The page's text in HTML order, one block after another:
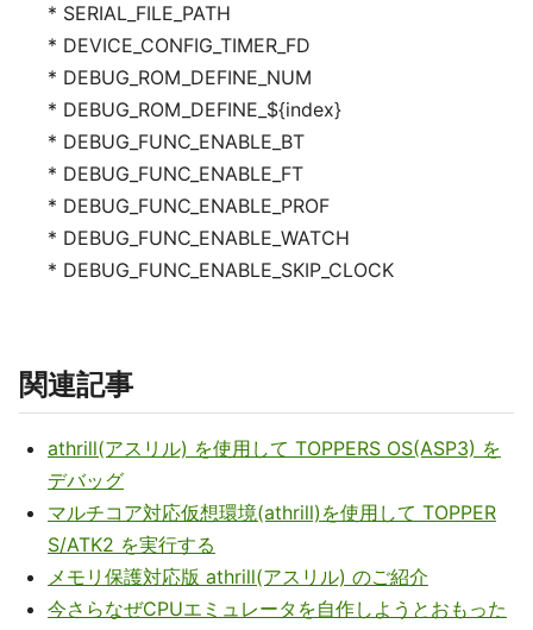
* SERIAL_FILE_PATH
* DEVICE_CONFIG_TIMER_FD
* DEBUG_ROM_DEFINE_NUM
* DEBUG_ROM_DEFINE_${index}
* DEBUG_FUNC_ENABLE_BT
* DEBUG_FUNC_ENABLE_FT
* DEBUG_FUNC_ENABLE_PROF
* DEBUG_FUNC_ENABLE_WATCH
* DEBUG_FUNC_ENABLE_SKIP_CLOCK
関連記事
athrill(アスリル) を使用して TOPPERS OS(ASP3) を
デバッグ
マルチコア対応仮想環境(athrill)を使用して TOPPER
S/ATK2 を実行する
メモリ保護対応版 athrill(アスリル) のご紹介
今さらなぜCPUエミュレータを自作しようとおもった